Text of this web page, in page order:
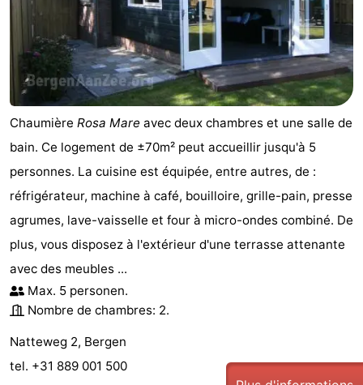
Chaumière Rosa Mare avec deux chambres et une salle de
bain. Ce logement de ±70m² peut accueillir jusqu'à 5
personnes. La cuisine est équipée, entre autres, de :
réfrigérateur, machine à café, bouilloire, grille-pain, presse
agrumes, lave-vaisselle et four à micro-ondes combiné. De
plus, vous disposez à l'extérieur d'une terrasse attenante
avec des meubles ...
Max. 5 personen.
Nombre de chambres: 2.
Natteweg 2, Bergen
tel. +31 889 001 500